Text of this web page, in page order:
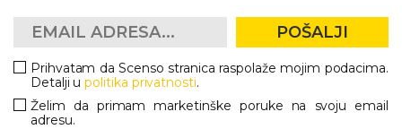
POŠALJI
Prihvatam da Scenso stranica raspolaže mojim podacima.
Detalji upolitika privatnosti.
Želim da primam marketinške poruke na svoju email
adresu.